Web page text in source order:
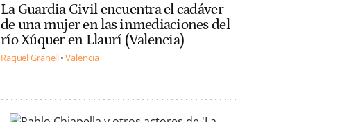
La Guardia Civil encuentra el cadáver
de una mujer en las inmediaciones del
río Xúquer en Llaurí (Valencia)
Raquel Granell Valencia